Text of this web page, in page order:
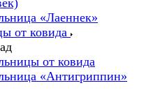
«Лаеннек»
от ковида
от ковида
«Антигриппин»